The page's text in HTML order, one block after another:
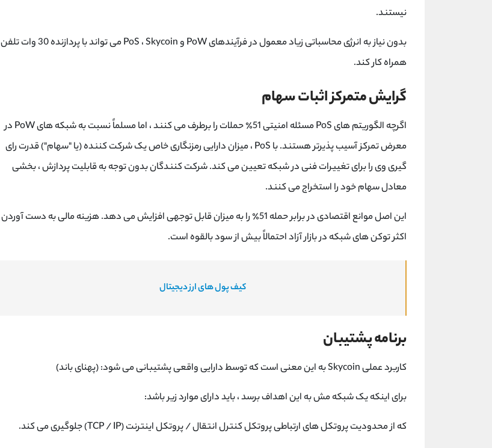
نیستند.
بدون نیاز به انرژی محاسباتی زیاد معمول در فرآیندهای PoW و PoS ، Skycoin می تواند با پردازنده 30 وات تلفن
همراه کار کند.
گرایش متمرکز اثبات سهام
اگرچه الگوریتم های PoS مسئله امنیتی 51٪ حملات را برطرف می کنند ، اما مسلماً نسبت به شبکه های PoW در
معرض تمرکز آسیب پذیرتر هستند. با PoS ، میزان دارایی رمزنگاری خاص یک شرکت کننده (یا "سهام") قدرت رای
گیری وی را برای تغییرات فنی در شبکه تعیین می کند. شرکت کنندگان بدون توجه به قابلیت پردازش ، بخشی
معادل سهام خود را استخراج می کنند.
این اصل موانع اقتصادی در برابر حمله 51٪ را به میزان قابل توجهی افزایش می دهد. هزینه مالی به دست آوردن
اکثر توکن های شبکه در بازار آزاد احتمالاً بیش از سود بالقوه است.
کیف پول های ارز دیجیتال
برنامه پشتیبان
کاربرد عملی Skycoin به این معنی است که توسط دارایی واقعی پشتیبانی می شود: (پهنای باند)
برای اینکه یک شبکه مش به این اهداف برسد ، باید دارای موارد زیر باشد:
که از محدودیت پروتکل های ارتباطی پروتکل کنترل انتقال / پروتکل اینترنت (TCP / IP) جلوگیری می کند.